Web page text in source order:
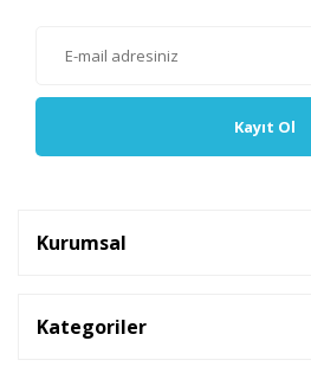
Kayıt Ol
Kurumsal
Kategoriler